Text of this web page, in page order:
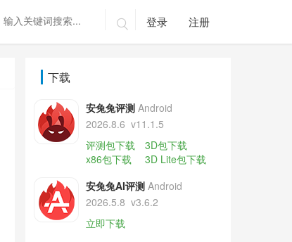
 登录 注册
下载
安兔兔评测 Android
2026.8.6 v11.1.5
评测包下载
3D包下载
x86包下载
3D Lite包下载
安兔兔AI评测 Android
2026.5.8 v3.6.2
立即下载